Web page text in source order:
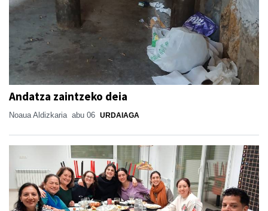
Andatza zaintzeko deia
Noaua Aldizkaria abu 06 URDAIAGA